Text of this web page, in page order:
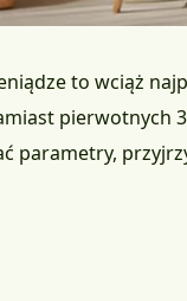
to wciąż
pierwotnych
parametry,